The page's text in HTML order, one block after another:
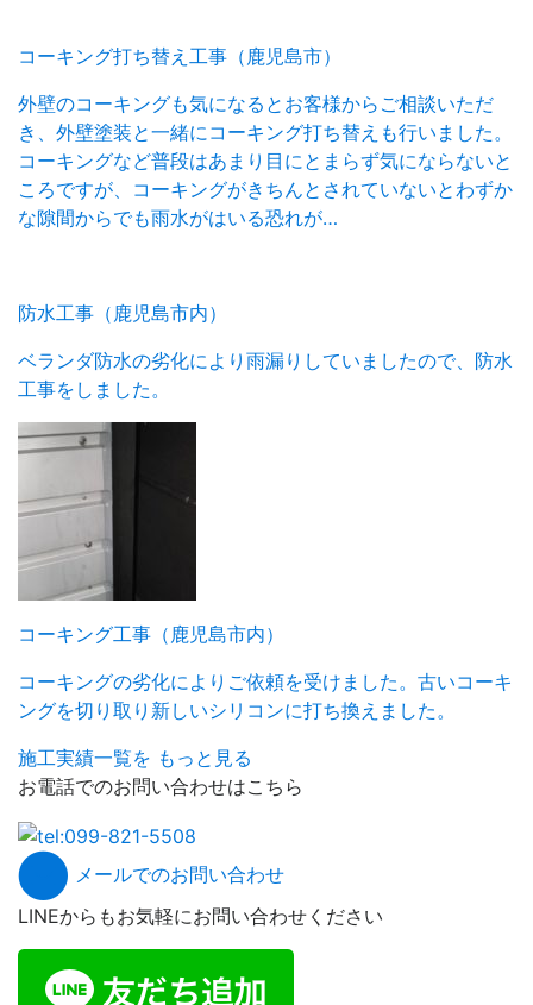
コーキング打ち替え工事（鹿児島市）
外壁のコーキングも気になるとお客様からご相談いただ
き、外壁塗装と一緒にコーキング打ち替えも行いました。
コーキングなど普段はあまり目にとまらず気にならないと
ころですが、コーキングがきちんとされていないとわずか
な隙間からでも雨水がはいる恐れが…
防水工事（鹿児島市内）
ベランダ防水の劣化により雨漏りしていましたので、防水
工事をしました。
コーキング工事（鹿児島市内）
コーキングの劣化によりご依頼を受けました。古いコーキ
ングを切り取り新しいシリコンに打ち換えました。
施工実績一覧を もっと見る
お電話でのお問い合わせはこちら
メールでのお問い合わせ
LINEからもお気軽にお問い合わせください